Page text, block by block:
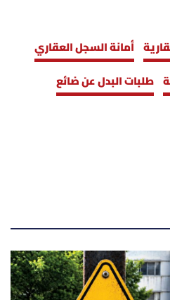
أمانة السجل العقاري
طلبات البدل عن ضائع